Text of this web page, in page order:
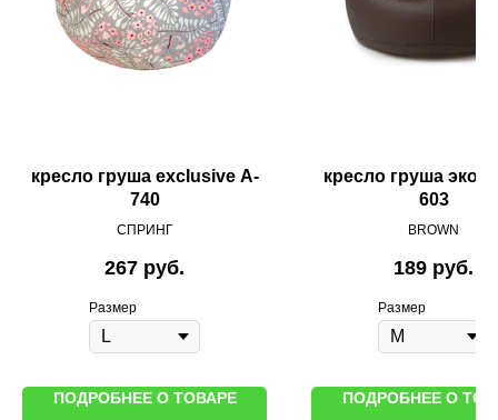
кресло груша exclusive A-
740
СПРИНГ
267 руб.
Размер
ПОДРОБНЕЕ О ТОВАРЕ
кресло груша
603
BROWN
189 руб.
Размер
ПОДРОБНЕЕ О